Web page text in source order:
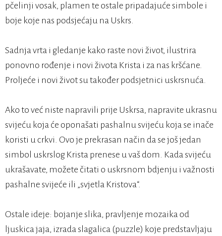
pčelinji vosak, plamen te ostale pripadajuće simbole i
boje koje nas podsjećaju na Uskrs.
Sadnja vrta i gledanje kako raste novi život, ilustrira
ponovno rođenje i novi života Krista i za nas kršćane.
Proljeće i novi život su također podsjetnici uskrsnuća.
Ako to već niste napravili prije Uskrsa, napravite ukrasnu
svijeću koja će oponašati pashalnu svijeću koja se inače
koristi u crkvi. Ovo je prekrasan način da se još jedan
simbol uskrslog Krista prenese u vaš dom. Kada svijeću
ukrašavate, možete čitati o uskrsnom bdjenju i važnosti
pashalne svijeće ili „svjetla Kristova“.
Ostale ideje: bojanje slika, pravljenje mozaika od
ljuskica jaja, izrada slagalica (puzzle) koje predstavljaju